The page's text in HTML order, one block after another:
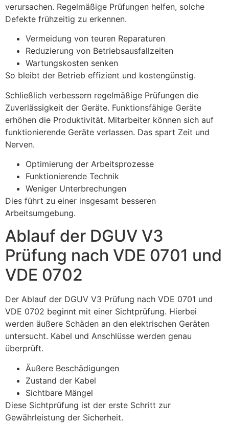
verursachen. Regelmäßige Prüfungen helfen, solche
Defekte frühzeitig zu erkennen.
Vermeidung von teuren Reparaturen
Reduzierung von Betriebsausfallzeiten
Wartungskosten senken
So bleibt der Betrieb effizient und kostengünstig.
Schließlich verbessern regelmäßige Prüfungen die
Zuverlässigkeit der Geräte. Funktionsfähige Geräte
erhöhen die Produktivität. Mitarbeiter können sich auf
funktionierende Geräte verlassen. Das spart Zeit und
Nerven.
Optimierung der Arbeitsprozesse
Funktionierende Technik
Weniger Unterbrechungen
Dies führt zu einer insgesamt besseren
Arbeitsumgebung.
Ablauf der DGUV V3
Prüfung nach VDE 0701 und
VDE 0702
Der Ablauf der DGUV V3 Prüfung nach VDE 0701 und
VDE 0702 beginnt mit einer Sichtprüfung. Hierbei
werden äußere Schäden an den elektrischen Geräten
untersucht. Kabel und Anschlüsse werden genau
überprüft.
Äußere Beschädigungen
Zustand der Kabel
Sichtbare Mängel
Diese Sichtprüfung ist der erste Schritt zur
Gewährleistung der Sicherheit.